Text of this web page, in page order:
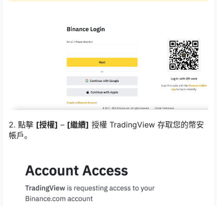
2. 點擊 [授權] – [繼續] 授權 TradingView 存取您的幣安
帳戶。